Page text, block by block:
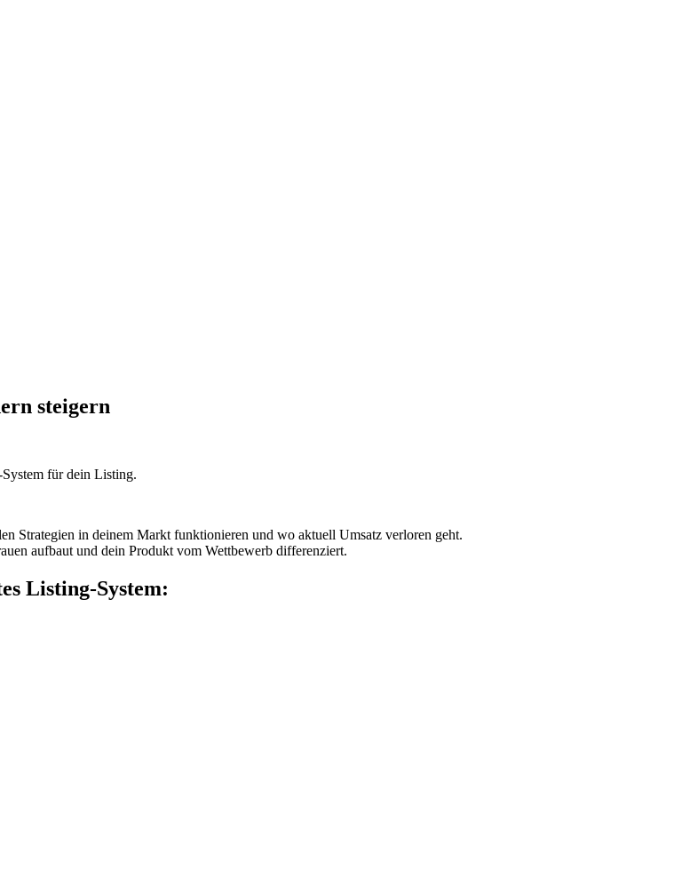
steigern
für dein Listing.
Strategien in deinem Markt funktionieren und wo aktuell Umsatz verloren geht.
aufbaut und dein Produkt vom Wettbewerb differenziert.
Listing-System: